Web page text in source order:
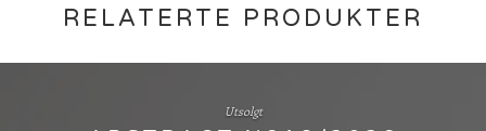
RELATERTE PRODUKTER
Utsolgt